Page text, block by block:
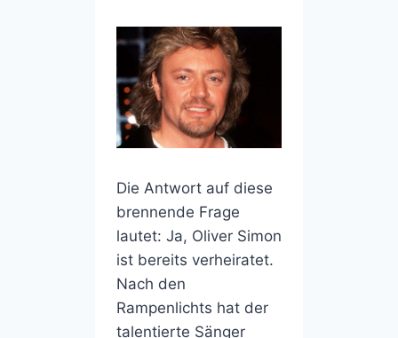
Die Antwort auf diese
brennende Frage
lautet: Ja, Oliver Simon
ist bereits verheiratet.
Nach den
Rampenlichts hat der
talentierte Sänger